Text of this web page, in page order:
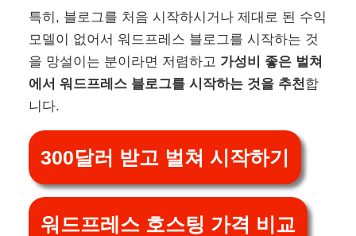
특히, 블로그를 처음 시작하시거나 제대로 된 수익
모델이 없어서 워드프레스 블로그를 시작하는 것
을 망설이는 분이라면 저렴하고 가성비 좋은 벌쳐
에서 워드프레스 블로그를 시작하는 것을 추천 합
니다.
300달러 받고 벌쳐 시작하기
워드프레스 호스팅 가격 비교